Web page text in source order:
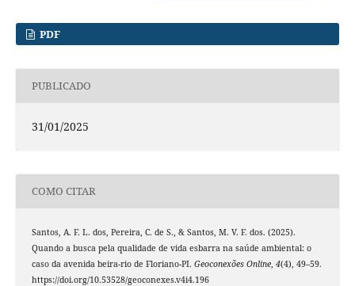
PDF
PUBLICADO
31/01/2025
COMO CITAR
Santos, A. F. L. dos, Pereira, C. de S., & Santos, M. V. F. dos. (2025).
Quando a busca pela qualidade de vida esbarra na saúde ambiental: o
caso da avenida beira-rio de Floriano-PI. Geoconexões Online, 4(4), 49–59.
https://doi.org/10.53528/geoconexes.v4i4.196